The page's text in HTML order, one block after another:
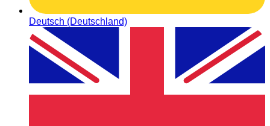
Deutsch (Deutschland)